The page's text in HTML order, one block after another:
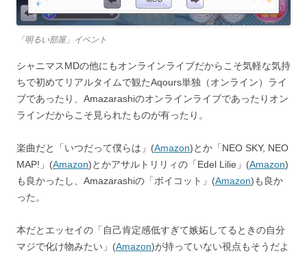
「明るい部屋」イベント
シャニマスMDの他にもオンラインライブだからこそ気軽な気持
ちで初めてリアルタイムで観たAqours単独（オンライン）ライ
ブであったり、Amazarashiのオンラインライブであったりオン
ラインだからこそ見られたものが有ったり。
楽曲だと「いつだって僕らは」(Amazon)とか「NEO SKY, NEO
MAP!」(Amazon)とかアサルトリリィの「Edel Lilie」(Amazon)
も良かったし、Amazarashiの「ボイコット」(Amazon)も良か
った。
本だとエッセイの「自己肯定感低すぎて嫉妬してるときの自分
マジで化け物みたい」(Amazon)が持っていない視点もそうだよ